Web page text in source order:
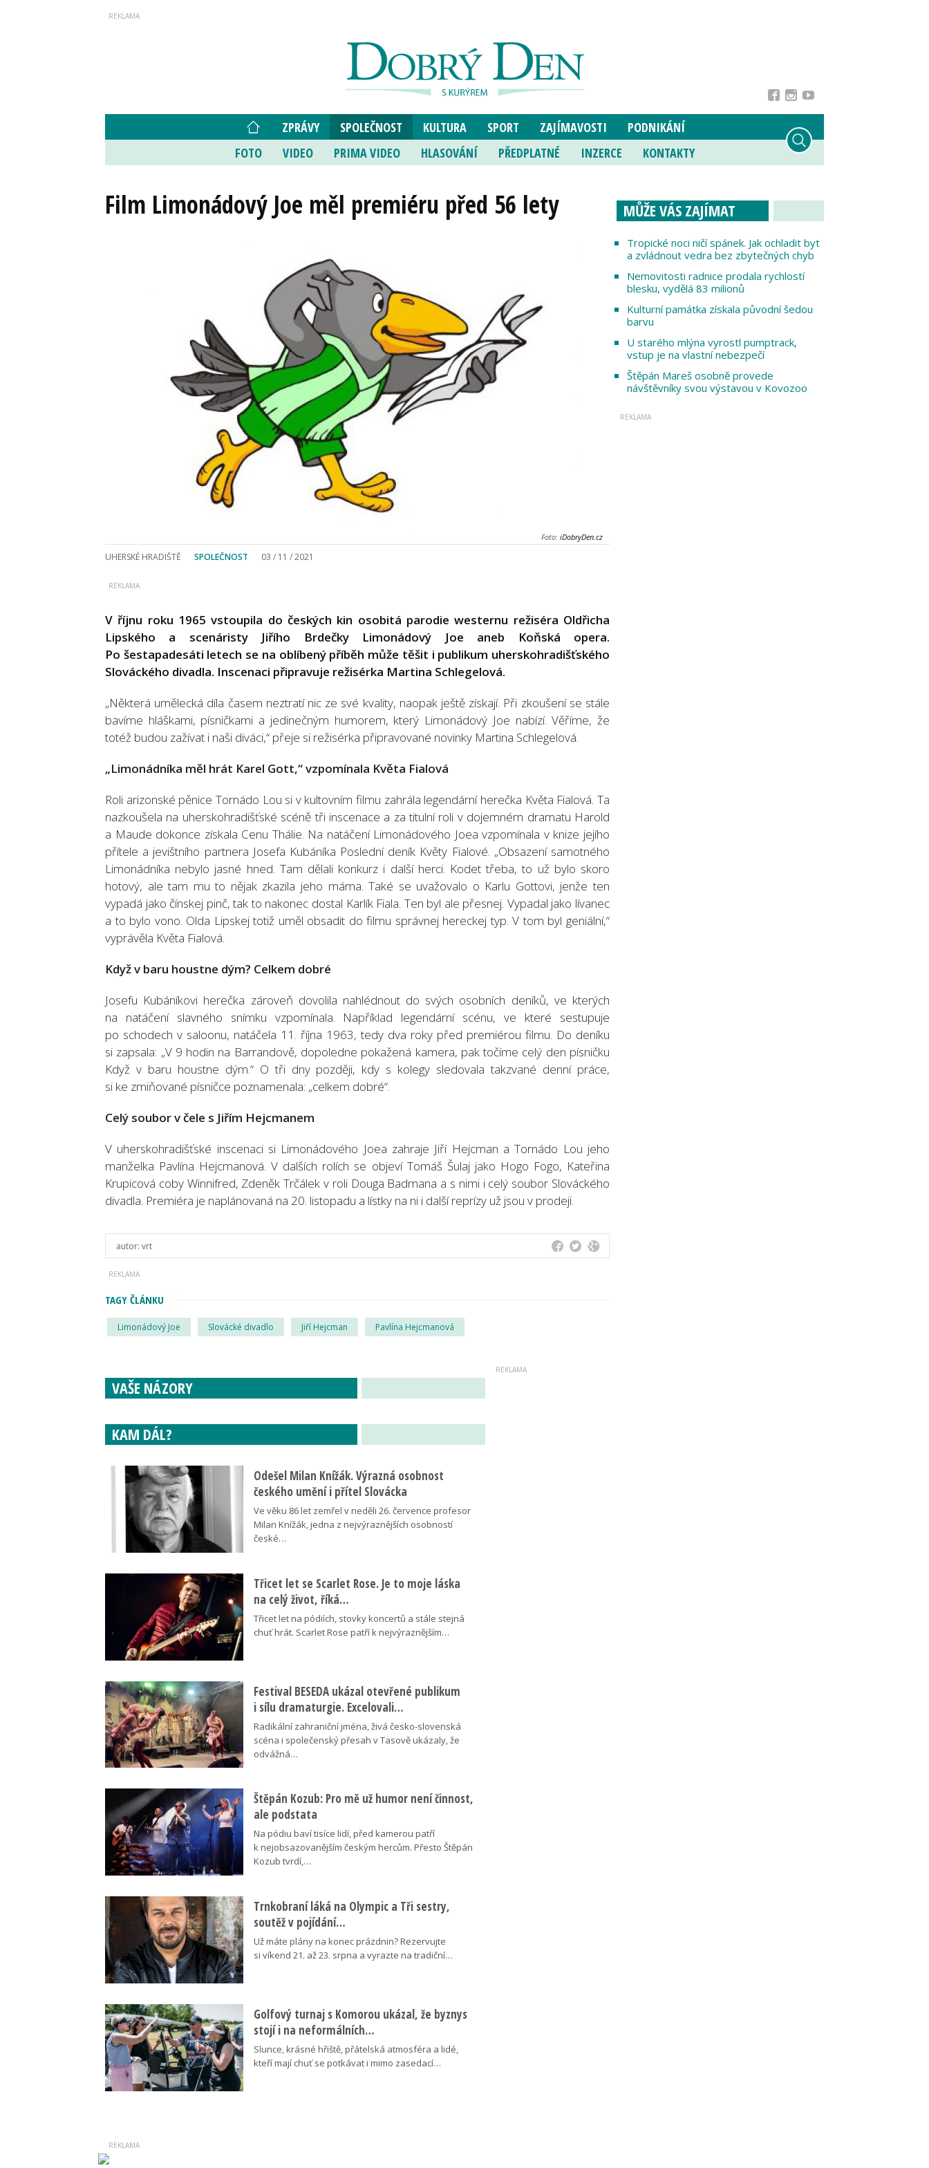
ZPRÁVY SPOLEČNOST KULTURA SPORT ZAJÍMAVOSTI
PODNIKÁNÍ
FOTO
VIDEO PRIMA VIDEO HLASOVÁNÍ PŘEDPLATNÉ INZERCE KONTAKTY
Film Limonádový Joe měl premiéru před 56 lety
Foto: iDobryDen.cz
UHERSKÉ HRADIŠTĚ SPOLEČNOST 03 / 11 / 2021
V říjnu roku 1965 vstoupila do českých kin osobitá parodie westernu režiséra Oldřicha
Lipského a scenáristy Jiřího Brdečky Limonádový Joe aneb Koňská opera.
Po šestapadesáti letech se na oblíbený příběh může těšit i publikum uherskohradišťského
Slováckého divadla. Inscenaci připravuje režisérka Martina Schlegelová.
„Některá umělecká díla časem neztratí nic ze své kvality, naopak ještě získají. Při zkoušení se stále
bavíme hláškami, písničkami a jedinečným humorem, který Limonádový Joe nabízí. Věříme, že
totéž budou zažívat i naši diváci,“ přeje si režisérka připravované novinky Martina Schlegelová.
„Limonádníka měl hrát Karel Gott,“vzpomínala Květa Fialová
Roli arizonské pěnice Tornádo Lou si v kultovním filmu zahrála legendární herečka Květa Fialová. Ta
nazkoušela na uherskohradišťské scéně tři inscenace a za titulní roli v dojemném dramatu Harold
a Maude dokonce získala Cenu Thálie. Na natáčení Limonádového Joea vzpomínala v knize jejího
přítele a jevištního partnera Josefa Kubáníka Poslední deník Květy Fialové. „Obsazení samotného
Limonádníka nebylo jasné hned. Tam dělali konkurz i další herci. Kodet třeba, to už bylo skoro
hotový, ale tam mu to nějak zkazila jeho máma. Také se uvažovalo o Karlu Gottovi, jenže ten
vypadá jako čínskej pinč, tak to nakonec dostal Karlík Fiala. Ten byl ale přesnej. Vypadal jako lívanec
a to bylo vono. Olda Lipskej totiž uměl obsadit do filmu správnej hereckej typ. V tom byl geniální,“
vyprávěla Květa Fialová.
Když v baru houstne dým? Celkem dobré
Josefu Kubáníkovi herečka zároveň dovolila nahlédnout do svých osobních deníků, ve kterých
na natáčení slavného snímku vzpomínala. Například legendární scénu, ve které sestupuje
po schodech v saloonu, natáčela 11. října 1963, tedy dva roky před premiérou filmu. Do deníku
si zapsala: „V 9 hodin na Barrandově, dopoledne pokažená kamera, pak točíme celý den písničku
Když v baru houstne dým.“ O tři dny později, kdy s kolegy sledovala takzvané denní práce,
si ke zmiňované písničce poznamenala: „celkem dobré“.
Celý soubor v čele s Jiřím Hejcmanem
V uherskohradišťské inscenaci si Limonádového Joea zahraje Jiří Hejcman a Tornádo Lou jeho
manželka Pavlína Hejcmanová. V dalších rolích se objeví Tomáš Šulaj jako Hogo Fogo, Kateřina
Krupicová coby Winnifred, Zdeněk Trčálek v roli Douga Badmana a s nimi i celý soubor Slováckého
divadla. Premiéra je naplánovaná na 20. listopadu a lístky na ni i další reprízy už jsou v prodeji.
autor: vrt
TAGY ČLÁNKU
Limonádový Joe Slovácké divadlo Jiří Hejcman Pavlína Hejcmanová
MŮŽE VÁS ZAJÍMAT
Tropické noci ničí spánek. Jak ochladit byt
a zvládnout vedra bez zbytečných chyb
Nemovitosti radnice prodala rychlostí
blesku, vydělá 83 milionů
Kulturní památka získala původní šedou
barvu
U starého mlýna vyrostl pumptrack,
vstup je na vlastní nebezpečí
Štěpán Mareš osobně provede
návštěvníky svou výstavou v Kovozoo
VAŠE NÁZORY
KAM DÁL?
Odešel Milan Knížák. Výrazná osobnost
českého umění i přítel Slovácka
Ve věku 86 let zemřel v neděli 26. července profesor
Milan Knížák, jedna z nejvýraznějších osobností
české…
Třicet let se Scarlet Rose. Je to moje láska
na celý život, říká…
Třicet let na pódiích, stovky koncertů a stále stejná
chuť hrát. Scarlet Rose patří k nejvýraznějším…
Festival BESEDA ukázal otevřené publikum
i sílu dramaturgie. Excelovali…
Radikální zahraniční jména, živá česko-slovenská
scéna i společenský přesah v Tasově ukázaly, že
odvážná…
Štěpán Kozub: Pro mě už humor není činnost,
ale podstata
Na pódiu baví tisíce lidí, před kamerou patří
k nejobsazovanějším českým hercům. Přesto Štěpán
Kozub tvrdí,…
Trnkobraní láká na Olympic a Tři sestry,
soutěž v pojídání…
Už máte plány na konec prázdnin? Rezervujte
si víkend 21. až 23. srpna a vyrazte na tradiční…
Golfový turnaj s Komorou ukázal, že byznys
stojí i na neformálních…
Slunce, krásné hřiště, přátelská atmosféra a lidé,
kteří mají chuť se potkávat i mimo zasedací…